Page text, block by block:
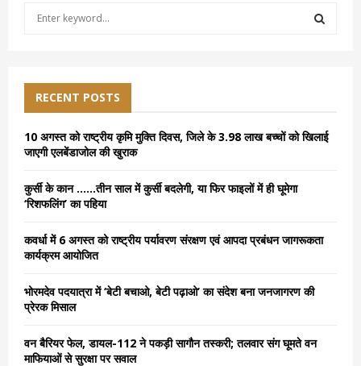
f
o
r
RECENT POSTS
10 अगस्त को राष्ट्रीय कृमि मुक्ति दिवस, जिले के 3.98 लाख बच्चों को खिलाई
जाएगी एलबेंडाजोल की खुराक
कुर्सी के कान ……तीन साल में कुर्सी बदलेगी, या फिर फाइलों में ही घूमेगा
‘रिशफलिंग’ का पहिया
कवर्धा में 6 अगस्त को राष्ट्रीय पर्यावरण संरक्षण एवं आपदा प्रबंधन जागरूकता
कार्यक्रम आयोजित
भोरमदेव पदयात्रा में ‘बेटी बचाओ, बेटी पढ़ाओ’ का संदेश बना जनजागरण की
प्रेरक मिसाल
वन बैरियर फेल, डायल-112 ने पकड़ी सागौन तस्करी; तलवार संग घूमते वन
माफियाओं से सुरक्षा पर सवाल